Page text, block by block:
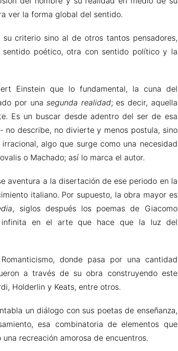
ver la forma global del sentido.
criterio sino al de otros tantos pensadores,
poético, otra con sentido político y la
Einstein que lo fundamental, la cuna del
por unasegunda realidad; es decir, aquella
Es un buscar desde adentro del ser de esa
describe, no divierte y menos postula, sino
algo que surge como una necesidad
o Machado; así lo marca el autor.
aventura a la disertación de ese periodo en la
italiano. Por supuesto, la obra mayor es
, siglos después los poemas de Giacomo
infinita en el arte que hace que la luz del
donde pasa por una cantidad
a través de su obra construyendo este
Holderlin y Keats, entre otros.
un diálogo con sus poetas de enseñanza,
esa combinatoria de elementos que
recreación amorosa de encuentros.